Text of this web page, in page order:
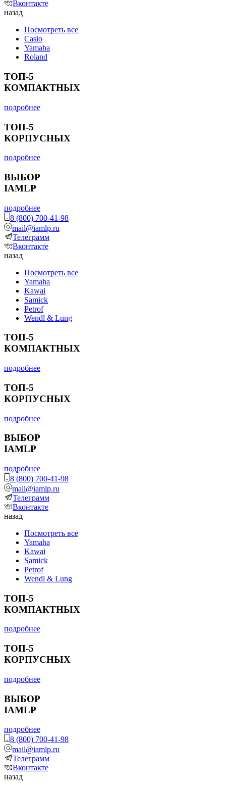
Вконтакте
назад
Посмотреть все
Casio
Yamaha
Roland
ТОП-5
КОМПАКТНЫХ
подробнее
ТОП-5
КОРПУСНЫХ
подробнее
ВЫБОР
IAMLP
подробнее
8 (800) 700-41-98
mail@iamlp.ru
Телеграмм
Вконтакте
назад
Посмотреть все
Yamaha
Kawai
Samick
Petrof
Wendl & Lung
ТОП-5
КОМПАКТНЫХ
подробнее
ТОП-5
КОРПУСНЫХ
подробнее
ВЫБОР
IAMLP
подробнее
8 (800) 700-41-98
mail@iamlp.ru
Телеграмм
Вконтакте
назад
Посмотреть все
Yamaha
Kawai
Samick
Petrof
Wendl & Lung
ТОП-5
КОМПАКТНЫХ
подробнее
ТОП-5
КОРПУСНЫХ
подробнее
ВЫБОР
IAMLP
подробнее
8 (800) 700-41-98
mail@iamlp.ru
Телеграмм
Вконтакте
назад